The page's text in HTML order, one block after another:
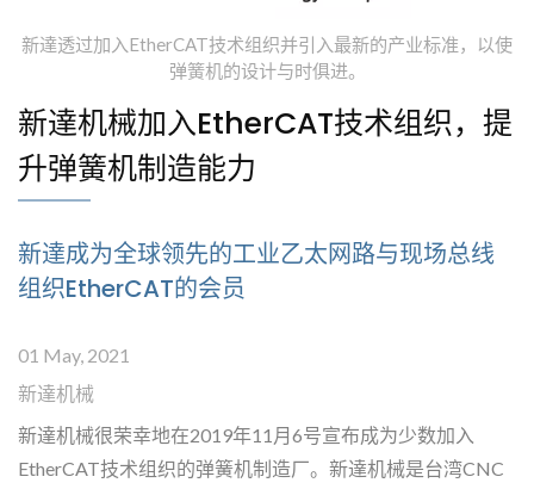
新達透过加入EtherCAT技术组织并引入最新的产业标准，以使
弹簧机的设计与时俱进。
新達机械加入EtherCAT技术组织，提
升弹簧机制造能力
新達成为全球领先的工业乙太网路与现场总线
组织EtherCAT的会员
01 May, 2021
新達机械
新達机械很荣幸地在2019年11月6号宣布成为少数加入
EtherCAT技术组织的弹簧机制造厂。新達机械是台湾CNC